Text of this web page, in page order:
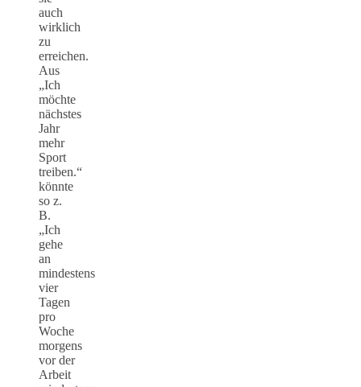
auch
wirklich
zu
erreichen.
Aus
„Ich
möchte
nächstes
Jahr
mehr
Sport
treiben.“
könnte
so z.
B.
„Ich
gehe
an
mindestens
vier
Tagen
pro
Woche
morgens
vor der
Arbeit